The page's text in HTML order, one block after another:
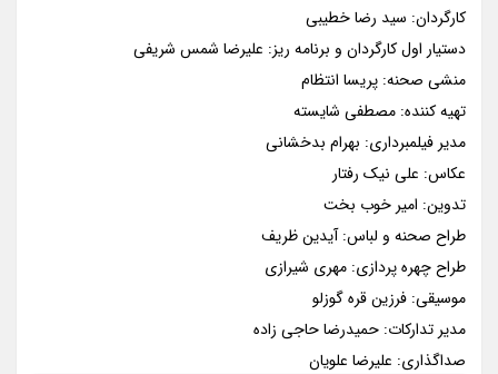
کارگردان: سید رضا خطیبی
دستیار اول کارگردان و برنامه ریز: علیرضا شمس شریفی
منشی صحنه: پریسا انتظام
تهیه کننده: مصطفی شایسته
مدیر فیلمبرداری: بهرام بدخشانی
عکاس: علی نیک رفتار
تدوین: امیر خوب بخت
طراح صحنه و لباس: آیدین ظریف
طراح چهره پردازی: مهری شیرازی
موسیقی: فرزین قره گوزلو
مدیر تدارکات: حمیدرضا حاجی زاده
صداگذاری: علیرضا علویان